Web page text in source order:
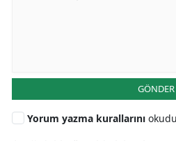
GÖNDER
Yorum yazma kurallarını